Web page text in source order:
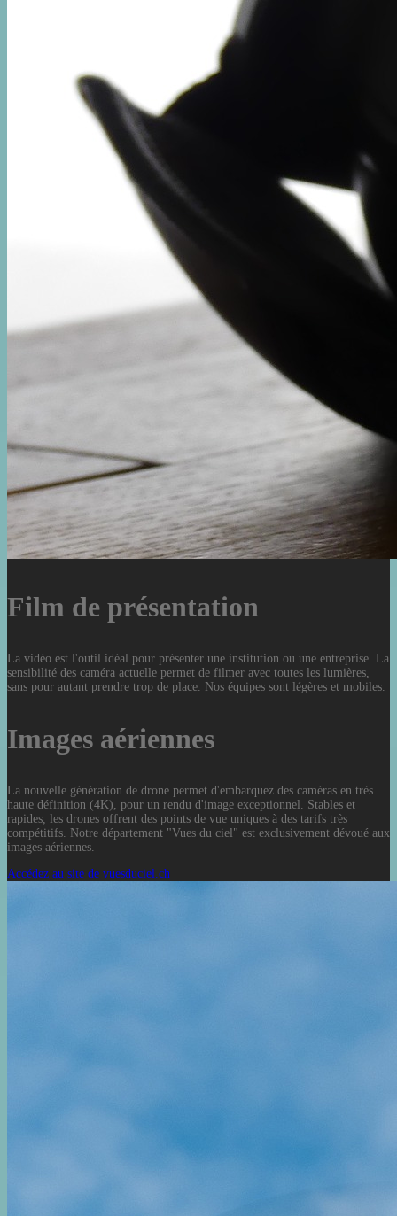
Film de présentation
La vidéo est l'outil idéal pour présenter une institution ou une entreprise. La
sensibilité des caméra actuelle permet de filmer avec toutes les lumières,
sans pour autant prendre trop de place. Nos équipes sont légères et mobiles.
Images aériennes
La nouvelle génération de drone permet d'embarquez des caméras en très
haute définition (4K), pour un rendu d'image exceptionnel. Stables et
rapides, les drones offrent des points de vue uniques à des tarifs très
compétitifs. Notre département "Vues du ciel" est exclusivement dévoué aux
images aériennes.
Accédez au site de vuesduciel.ch